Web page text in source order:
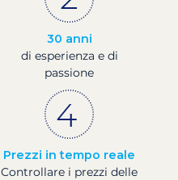
30 anni
di esperienza e di
passione
Prezzi in tempo reale
Controllare i prezzi delle